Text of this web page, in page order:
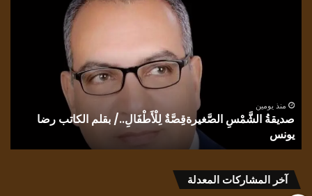
يونسمنذ يومين
صديقةُ الشَّمْسِ الصَّغيرةقِصَّةٌ لِلْأَطْفَالِ../ بقلم الكاتب رضا
يونس
آخر المشاركات المعدلة